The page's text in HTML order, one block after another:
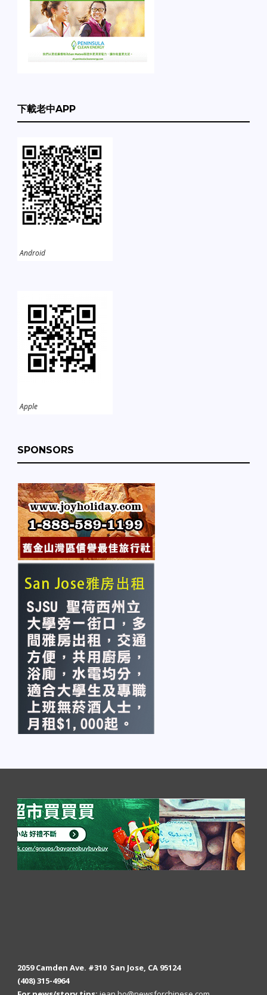
下載老中APP
Android
Apple
SPONSORS
2059 Camden Ave. #310 San Jose, CA 95124
(408) 315-4964